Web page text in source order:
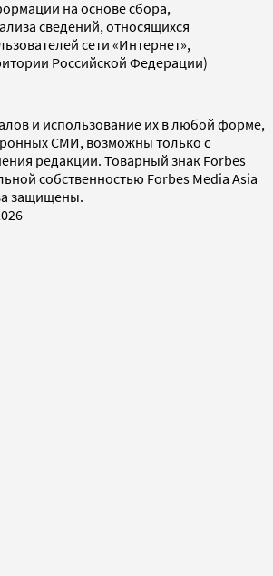
на основе сбора,
сведений, относящихся
сети «Интернет»,
Российской Федерации)
и использование их в любой форме,
СМИ, возможны только с
редакции. Товарный знак Forbes
собственностью Forbes Media Asia
защищены.